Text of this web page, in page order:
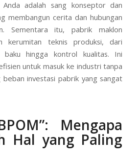
adalah sang konseptor dan
membangun cerita dan hubungan
Sementara itu, pabrik maklon
kerumitan teknis produksi, dari
baku hingga kontrol kualitas. Ini
untuk masuk ke industri tanpa
beban investasi pabrik yang sangat
Mengapa
Hal yang Paling